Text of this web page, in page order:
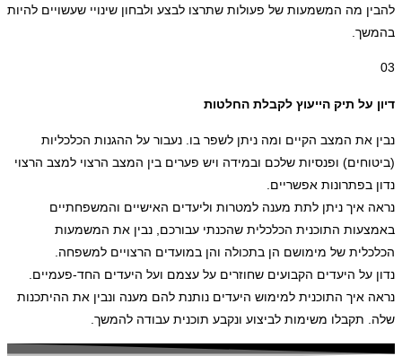
להבין מה המשמעות של פעולות שתרצו לבצע ולבחון שינויי שעשויים להיות
בהמשך.
03
דיון על תיק הייעוץ לקבלת החלטות
נבין את המצב הקיים ומה ניתן לשפר בו. נעבור על ההגנות הכלכליות
(ביטוחים) ופנסיות שלכם ובמידה ויש פערים בין המצב הרצוי למצב הרצוי
נדון בפתרונות אפשריים.
נראה איך ניתן לתת מענה למטרות וליעדים האישיים והמשפחתיים
באמצעות התוכנית הכלכלית שהכנתי עבורכם, נבין את המשמעות
הכלכלית של מימושם הן בתכולה והן במועדים הרצויים למשפחה.
נדון על היעדים הקבועים שחוזרים על עצמם ועל היעדים החד-פעמיים.
נראה איך התוכנית למימוש היעדים נותנת להם מענה ונבין את ההיתכנות
שלה. תקבלו משימות לביצוע ונקבע תוכנית עבודה להמשך.